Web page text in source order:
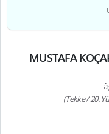
MUSTAFA
(Tekke / 20.